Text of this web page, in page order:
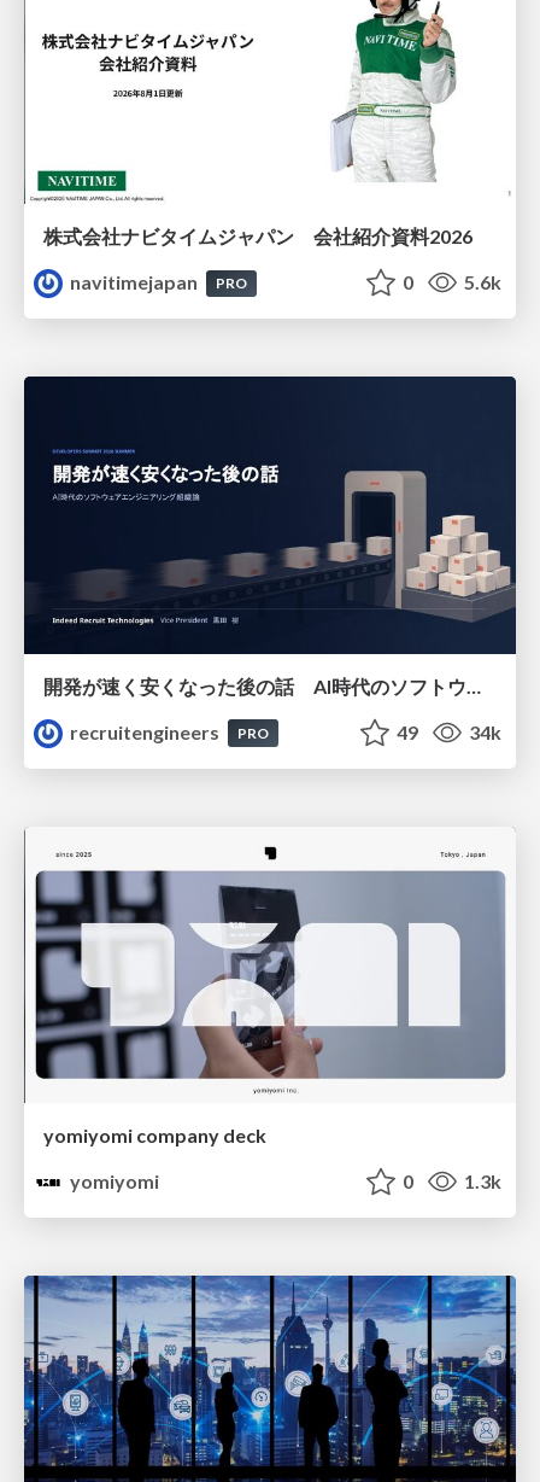
株式会社ナビタイムジャパン 会社紹介資料2026
navitimejapan
PRO 0 5.6k
recruitengineers
PRO 49 34k
yomiyomi company deck
yomiyomi
0 1.3k